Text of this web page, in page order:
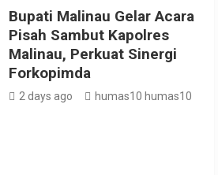
Bupati Malinau Gelar Acara
Pisah Sambut Kapolres
Malinau, Perkuat Sinergi
Forkopimda
2 days ago humas10 humas10